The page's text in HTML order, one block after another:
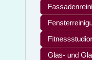
Glas- und